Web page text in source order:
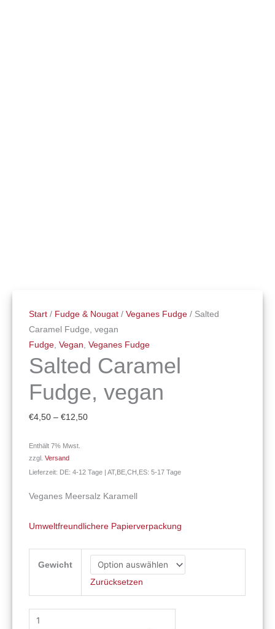
Start / Fudge & Nougat /Veganes Fudge / Salted
Caramel Fudge, vegan
Fudge ,Vegan ,Veganes Fudge
Salted Caramel
Fudge, vegan
€4,50 –€12,50
Enthält 7% Mwst.
zzgl.Versand
Lieferzeit: DE: 4-12 Tage | AT,BE,CH,ES: 5-17 Tage
Veganes Meersalz Karamell
Umweltfreundlichere Papierverpackung
Gewicht
Zurücksetzen